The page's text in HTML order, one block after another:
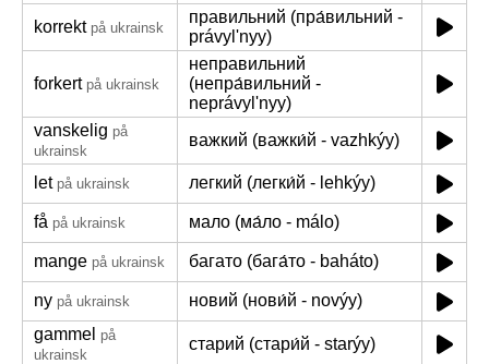
korrekt på ukrainsk
правильний (пра́вильний -
právylʹnyy)
forkert på ukrainsk
неправильний
(непра́вильний -
neprávylʹnyy)
vanskelig på
ukrainsk
важкий (важки́й - vazhkýy)
let på ukrainsk легкий (легки́й - lehkýy)
få på ukrainsk мало (ма́ло - málo)
mange på ukrainsk багато (бага́то - baháto)
ny på ukrainsk
новий (нови́й - novýy)
gammel på
ukrainsk
старий (стари́й - starýy)